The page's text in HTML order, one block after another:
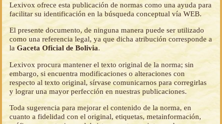
Lexivox ofrece esta publicación de normas como una ayuda para
facilitar su identificación en la búsqueda conceptual vía WEB.
El presente documento, de ninguna manera puede ser utilizado
como una referencia legal, ya que dicha atribución corresponde a
laGaceta Oficial de Bolivia.
Lexivox procura mantener el texto original de la norma; sin
embargo, si encuentra modificaciones o alteraciones con
respecto al texto original, sírvase comunicarnos para corregirlas
y lograr una mayor perfección en nuestras publicaciones.
Toda sugerencia para mejorar el contenido de la norma, en
cuanto a fidelidad con el original, etiquetas, metainformación,